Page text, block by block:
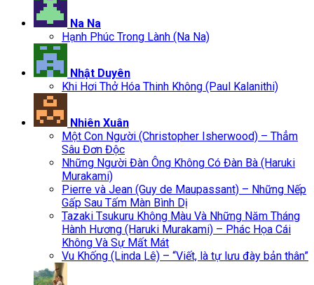
Na Na
Hạnh Phúc Trong Lành (Na Na)
Nhật Duyên
Khi Hơi Thở Hóa Thinh Không (Paul Kalanithi)
Nhiên Xuân
Một Con Người (Christopher Isherwood) – Thẳm
Sâu Đơn Độc
Những Người Đàn Ông Không Có Đàn Bà (Haruki
Murakami)
Pierre và Jean (Guy de Maupassant) – Những Nếp
Gấp Sau Tấm Màn Bình Dị
Tazaki Tsukuru Không Màu Và Những Năm Tháng
Hành Hương (Haruki Murakami) – Phác Họa Cái
Không Và Sự Mất Mát
Vu Khống (Linda Lê) – “Viết, là tự lưu đày bản thân”